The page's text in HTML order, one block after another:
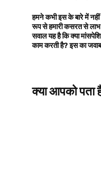
हमने कभी इस के बारे में नहीं
रूप से हमारी कसरत से लाभ
सवाल यह है कि क्या
काम करती है? इस का
क्याआपकोपता